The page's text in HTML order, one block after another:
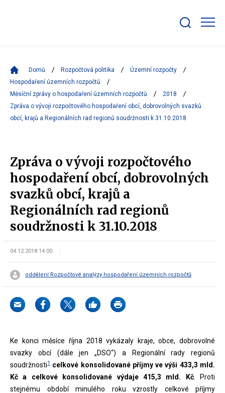
bar
Domů Rozpočtová politika
Územní rozpočty
Hospodaření územních rozpočtů
Měsíční zprávy o hospodaření územních rozpočtů
2018
Zpráva o vývoji rozpočtového hospodaření obcí, dobrovolných svazků
obcí, krajů a Regionálních rad regionů soudržnosti k 31.10.2018
Zpráva o vývoji rozpočtového
hospodaření obcí, dobrovolných
svazků obcí, krajů a
Regionálních rad regionů
soudržnosti k 31.10.2018
04.12.2018 14:00
oddělení Rozpočtové analýzy hospodaření územních rozpočtů
Ke konci měsíce října 2018 vykázaly kraje, obce, dobrovolné
svazky obcí (dále jen „DSO“) a Regionální rady regionů
soudržnosti1 celkové konsolidované příjmy ve výši 433,3 mld.
Kč a celkové konsolidované výdaje 415,3 mld. Kč. Proti
stejnému období minulého roku vzrostly celkové příjmy